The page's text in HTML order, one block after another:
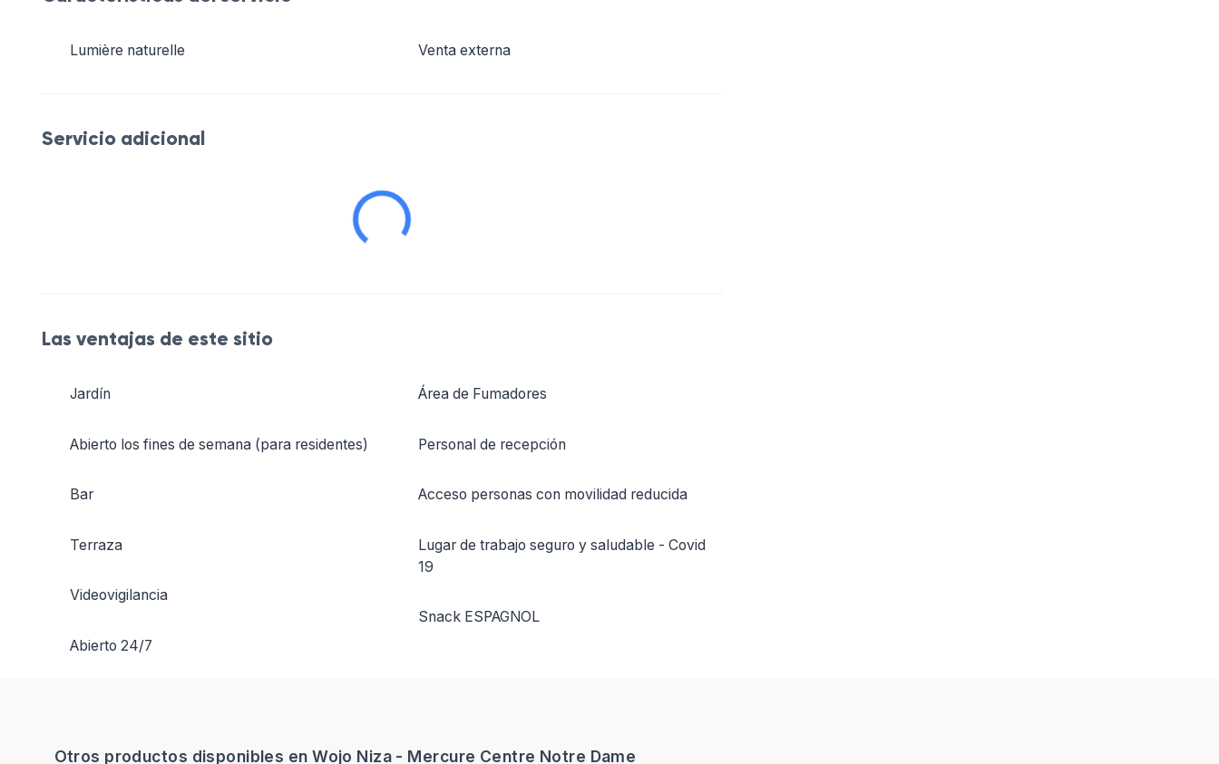
Lumière naturelle Venta externa
Servicio adicional
Las ventajas de este sitio
Jardín
Abierto los fines de semana (para residentes)
Bar
Terraza
Videovigilancia
Abierto 24/7
Área de Fumadores
Personal de recepción
Acceso personas con movilidad reducida
Lugar de trabajo seguro y saludable - Covid
19
Snack ESPAGNOL
Otros productos disponibles en Wojo Niza - Mercure Centre Notre Dame